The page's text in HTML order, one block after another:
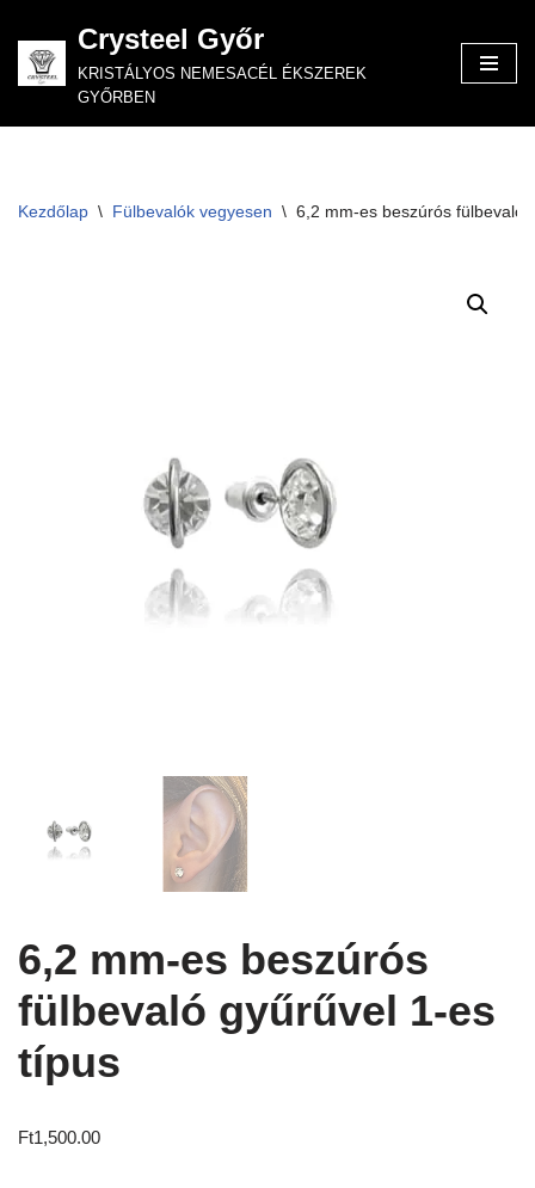
Skip
to
Crysteel Győr
KRISTÁLYOS NEMESACÉL ÉKSZEREK
GYŐRBEN
Kezdőlap \ Fülbevalók vegyesen \ 6,2 mm-es beszúrós fülbevaló
6,2 mm-es beszúrós
fülbevaló gyűrűvel 1-es
típus
Ft1,500.00